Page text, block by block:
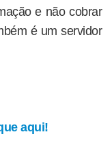
e não cobrar
é um servidor
aqui!